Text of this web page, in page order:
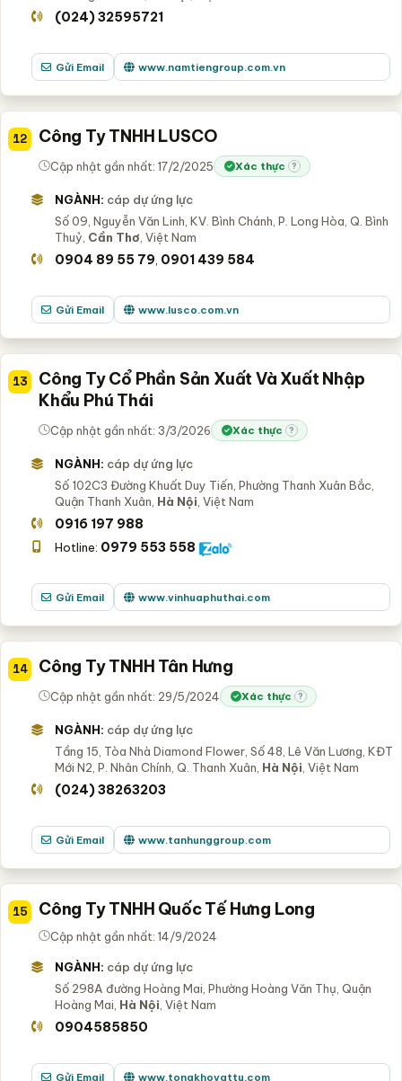
(024) 32595721
Gửi Email www.namtiengroup.com.vn
12 Công Ty TNHH LUSCO
Cập nhật gần nhất: 17/2/2025 Xác thực ?
NGÀNH: cáp dự ứng lực
Số 09, Nguyễn Văn Linh, KV. Bình Chánh, P. Long Hòa, Q. Bình
Thuỷ, Cần Thơ , Việt Nam
0904 89 55 79 0901 439 584
Gửi Email www.lusco.com.vn
13
Công Ty Cổ Phần Sản Xuất Và Xuất Nhập
Khẩu Phú Thái
Cập nhật gần nhất: 3/3/2026 Xác thực ?
NGÀNH: cáp dự ứng lực
Số 102C3 Đường Khuất Duy Tiến, Phường Thanh Xuân Bắc,
Quận Thanh Xuân, Hà Nội , Việt Nam
0916 197 988
Hotline: 0979 553 558
Gửi Email www.vinhuaphuthai.com
14 Công Ty TNHH Tân Hưng
Cập nhật gần nhất: 29/5/2024 Xác thực ?
NGÀNH: cáp dự ứng lực
Tầng 15, Tòa Nhà Diamond Flower, Số 48, Lê Văn Lương, KĐT
Mới N2, P. Nhân Chính, Q. Thanh Xuân, Hà Nội , Việt Nam
(024) 38263203
Gửi Email www.tanhunggroup.com
15 Công Ty TNHH Quốc Tế Hưng Long
Cập nhật gần nhất: 14/9/2024
NGÀNH: cáp dự ứng lực
Số 298A đường Hoàng Mai, Phường Hoàng Văn Thụ, Quận
Hoàng Mai, Hà Nội , Việt Nam
0904585850
Gửi Email www.tongkhovattu.com